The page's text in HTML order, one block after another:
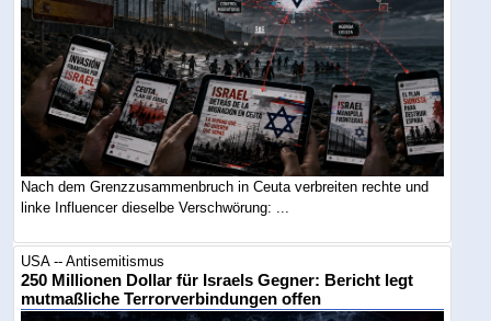
Nach dem Grenzzusammenbruch in Ceuta verbreiten rechte und
linke Influencer dieselbe Verschwörung: ...
USA -- Antisemitismus
250 Millionen Dollar für Israels Gegner: Bericht legt
mutmaßliche Terrorverbindungen offen